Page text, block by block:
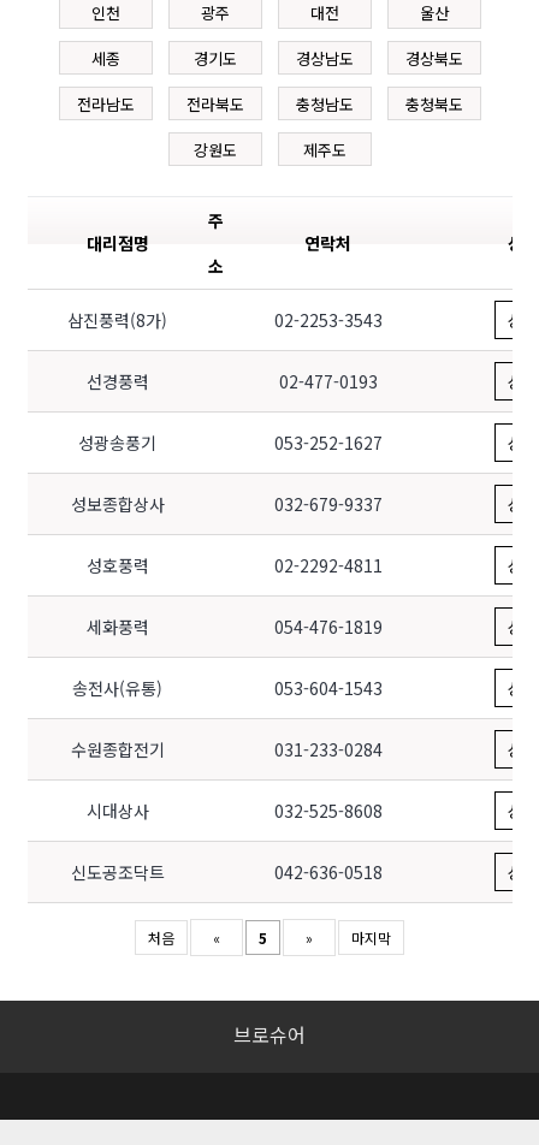
인천
광주 대전
울산
세종
경기도 경상남도
경상북도
전라남도
전라북도 충청남도
충청북도
강원도
제주도
대리점명
주
소
연락처 상
삼진풍력(8가) 서울 동대문구 황물로 59-2
02-2253-3543 상
선경풍력 서울 강동구 올림픽로 580
02-477-0193 상
성광송풍기 대구광역시 중구 북성로 55-1 (북성로2가)
053-252-1627 상
성보종합상사 경기 부천시 삼작로 195
032-679-9337 상
성호풍력 서울특별시 성동구 왕십리로 134 1층 (성수동
02-2292-4811 상
세화풍력 경상북도 구미시 수출대로14길 5 나동 103호(
054-476-1819 상
송전사(유통) 대구광역시 북구 유통단지로 16 산업용재관
053-604-1543 상
수원종합전기 경기도 수원시 권선구 덕영대로 1118 (세류동)
031-233-0284 상
시대상사 인천광역시 부평구 부평대로 158-1 (부평동)
032-525-8608 상
신도공조닥트 대전광역시 대덕구 오정로 10 (오정동)
042-636-0518 상
처음 « 5 » 마지막
브로슈어